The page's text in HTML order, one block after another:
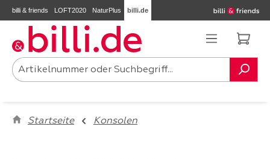
Zum Hauptinhalt springen
billi & friends LOFT2020 NaturPlus billi.de
Startseite Konsolen